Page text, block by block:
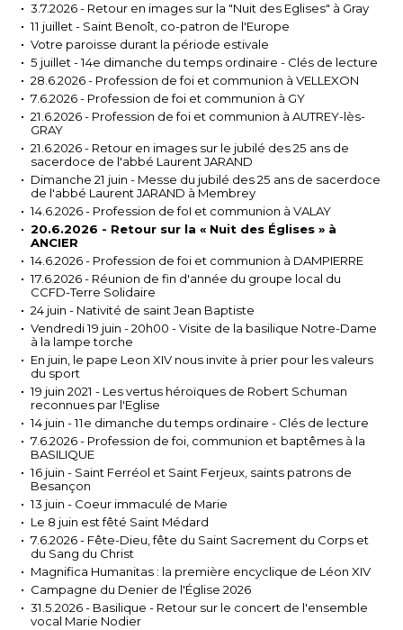
3.7.2026 - Retour en images sur la "Nuit des Eglises" à Gray
11 juillet - Saint Benoît, co-patron de l'Europe
Votre paroisse durant la période estivale
5 juillet - 14e dimanche du temps ordinaire - Clés de lecture
28.6.2026 - Profession de foi et communion à VELLEXON
7.6.2026 - Profession de foi et communion à GY
21.6.2026 - Profession de foi et communion à AUTREY-lès-
GRAY
21.6.2026 - Retour en images sur le jubilé des 25 ans de
sacerdoce de l'abbé Laurent JARAND
Dimanche 21 juin - Messe du jubilé des 25 ans de sacerdoce
de l'abbé Laurent JARAND à Membrey
14.6.2026 - Profession de foI et communion à VALAY
20.6.2026 - Retour sur la « Nuit des Églises » à
ANCIER
14.6.2026 - Profession de foi et communion à DAMPIERRE
17.6.2026 - Réunion de fin d'année du groupe local du
CCFD-Terre Solidaire
24 juin - Nativité de saint Jean Baptiste
Vendredi 19 juin - 20h00 - Visite de la basilique Notre-Dame
à la lampe torche
En juin, le pape Leon XIV nous invite à prier pour les valeurs
du sport
19 juin 2021 - Les vertus héroïques de Robert Schuman
reconnues par l'Eglise
14 juin - 11e dimanche du temps ordinaire - Clés de lecture
7.6.2026 - Profession de foi, communion et baptêmes à la
BASILIQUE
16 juin - Saint Ferréol et Saint Ferjeux, saints patrons de
Besançon
13 juin - Coeur immaculé de Marie
Le 8 juin est fêté Saint Médard
7.6.2026 - Fête-Dieu, fête du Saint Sacrement du Corps et
du Sang du Christ
Magnifica Humanitas : la première encyclique de Léon XIV
Campagne du Denier de l'Église 2026
31.5.2026 - Basilique - Retour sur le concert de l'ensemble
vocal Marie Nodier